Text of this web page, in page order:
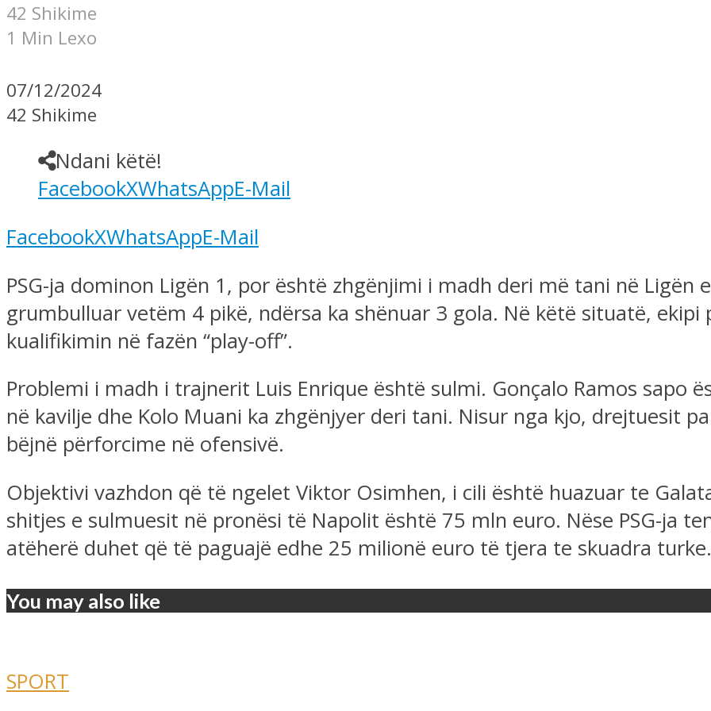
42 Shikime
1 Min Lexo
07/12/2024
42 Shikime
Ndani këtë!
FacebookXWhatsAppE-Mail
FacebookXWhatsAppE-Mail
PSG-ja dominon Ligën 1, por është zhgënjimi i madh deri më tani në Ligën
grumbulluar vetëm 4 pikë, ndërsa ka shënuar 3 gola. Në këtë situatë,
kualifikimin në fazën “play-off”.
Problemi i madh i trajnerit Luis Enrique është sulmi. Gonçalo Ramos sapo
në kavilje dhe Kolo Muani ka zhgënjyer deri tani. Nisur nga kjo, drejtuesit
bëjnë përforcime në ofensivë.
Objektivi vazhdon që të ngelet Viktor Osimhen, i cili është huazuar te
shitjes e sulmuesit në pronësi të Napolit është 75 mln euro. Nëse PSG-ja
atëherë duhet që të paguajë edhe 25 milionë euro të tjera te skuadra turke.
You may also like
SPORT